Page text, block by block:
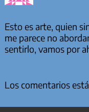
Esto es arte, quien
me parece no
sentirlo, vamos por
Los comentarios